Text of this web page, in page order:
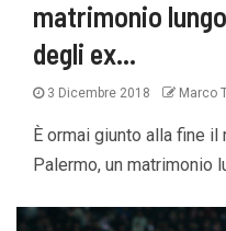
matrimonio
degli ex…
3 Dicembre 2018 Marco
È ormai giunto alla fine
Palermo, un matrimonio